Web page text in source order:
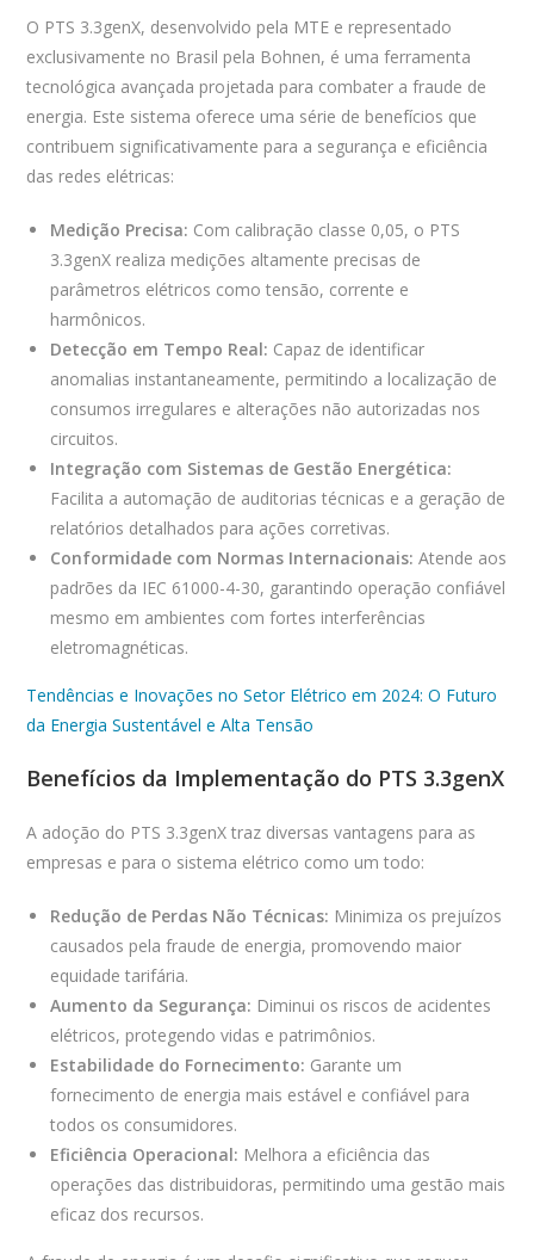
O PTS 3.3genX, desenvolvido pela MTE e representado
exclusivamente no Brasil pela Bohnen, é uma ferramenta
tecnológica avançada projetada para combater a fraude de
energia. Este sistema oferece uma série de benefícios que
contribuem significativamente para a segurança e eficiência
das redes elétricas:
Medição Precisa: Com calibração classe 0,05, o PTS
3.3genX realiza medições altamente precisas de
parâmetros elétricos como tensão, corrente e
harmônicos.
Detecção em Tempo Real: Capaz de identificar
anomalias instantaneamente, permitindo a localização de
consumos irregulares e alterações não autorizadas nos
circuitos.
Integração com Sistemas de Gestão Energética:
Facilita a automação de auditorias técnicas e a geração de
relatórios detalhados para ações corretivas.
Conformidade com Normas Internacionais: Atende aos
padrões da IEC 61000-4-30, garantindo operação confiável
mesmo em ambientes com fortes interferências
eletromagnéticas.
Tendências e Inovações no Setor Elétrico em 2024: O Futuro
da Energia Sustentável e Alta Tensão
Benefícios da Implementação do PTS 3.3genX
A adoção do PTS 3.3genX traz diversas vantagens para as
empresas e para o sistema elétrico como um todo:
Redução de Perdas Não Técnicas: Minimiza os prejuízos
causados pela fraude de energia, promovendo maior
equidade tarifária.
Aumento da Segurança: Diminui os riscos de acidentes
elétricos, protegendo vidas e patrimônios.
Estabilidade do Fornecimento: Garante um
fornecimento de energia mais estável e confiável para
todos os consumidores.
Eficiência Operacional: Melhora a eficiência das
operações das distribuidoras, permitindo uma gestão mais
eficaz dos recursos.